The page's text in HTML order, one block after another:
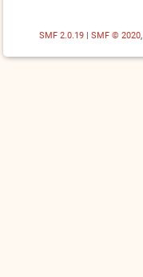
SMF 2.0.19 SMF © 2020,